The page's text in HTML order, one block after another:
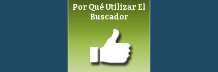
Por Qué Utilizar El
Buscador